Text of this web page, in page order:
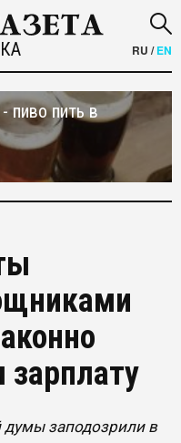
RU /EN
пиво пить в
думы заподозрили в